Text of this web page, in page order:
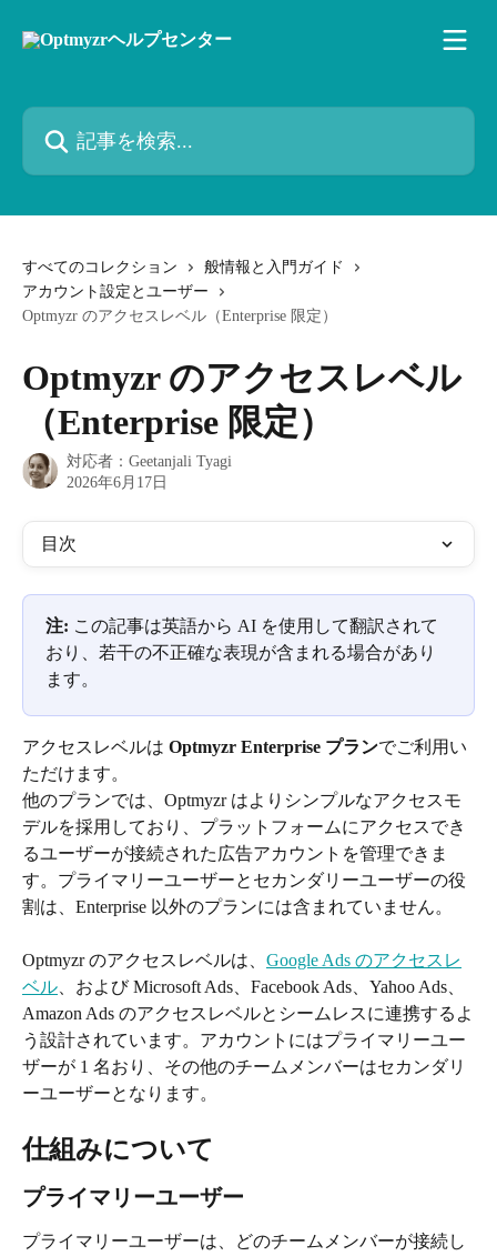
記事を検索...
すべてのコレクション
般情報と入門ガイド
アカウント設定とユーザー
Optmyzr のアクセスレベル（Enterprise 限定）
Optmyzr のアクセスレベル
（Enterprise 限定）
対応者： Geetanjali Tyagi
2026年6月17日
目次
注: この記事は英語から AI を使用して翻訳されて
おり、若干の不正確な表現が含まれる場合があり
ます。
アクセスレベルは Optmyzr Enterprise プランでご利用い
ただけます。
他のプランでは、Optmyzr はよりシンプルなアクセスモ
デルを採用しており、プラットフォームにアクセスでき
るユーザーが接続された広告アカウントを管理できま
す。プライマリーユーザーとセカンダリーユーザーの役
割は、Enterprise 以外のプランには含まれていません。
Optmyzr のアクセスレベルは、 Google Ads のアクセスレ
ベル、および Microsoft Ads、Facebook Ads、Yahoo Ads、
Amazon Ads のアクセスレベルとシームレスに連携するよ
う設計されています。アカウントにはプライマリーユー
ザーが 1 名おり、その他のチームメンバーはセカンダリ
ーユーザーとなります。
仕組みについて
プライマリーユーザー
プライマリーユーザーは、どのチームメンバーが接続し